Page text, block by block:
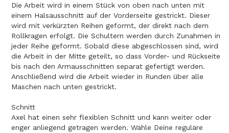
Die Arbeit wird in einem Stück von oben nach unten mit
einem Halsausschnitt auf der Vorderseite gestrickt. Dieser
wird mit verkürzten Reihen geformt, der direkt nach dem
Rollkragen erfolgt. Die Schultern werden durch Zunahmen in
jeder Reihe geformt. Sobald diese abgeschlossen sind, wird
die Arbeit in der Mitte geteilt, so dass Vorder- und Rückseite
bis nach den Armausschnitten separat gefertigt werden.
Anschließend wird die Arbeit wieder in Runden über alle
Maschen nach unten gestrickt.
Schnitt
Axel hat einen sehr flexiblen Schnitt und kann weiter oder
enger anliegend getragen werden. Wähle Deine reguläre